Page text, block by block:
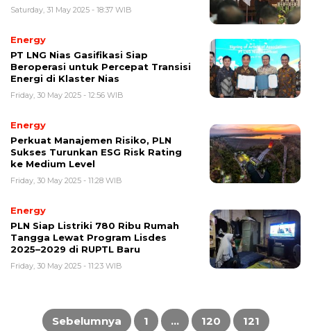
Saturday, 31 May 2025 - 18:37 WIB
Energy
PT LNG Nias Gasifikasi Siap
Beroperasi untuk Percepat Transisi
Energi di Klaster Nias
Friday, 30 May 2025 - 12:56 WIB
Energy
Perkuat Manajemen Risiko, PLN
Sukses Turunkan ESG Risk Rating
ke Medium Level
Friday, 30 May 2025 - 11:28 WIB
Energy
PLN Siap Listriki 780 Ribu Rumah
Tangga Lewat Program Lisdes
2025–2029 di RUPTL Baru
Friday, 30 May 2025 - 11:23 WIB
Posts
pagination
Sebelumnya 1 … 120 121